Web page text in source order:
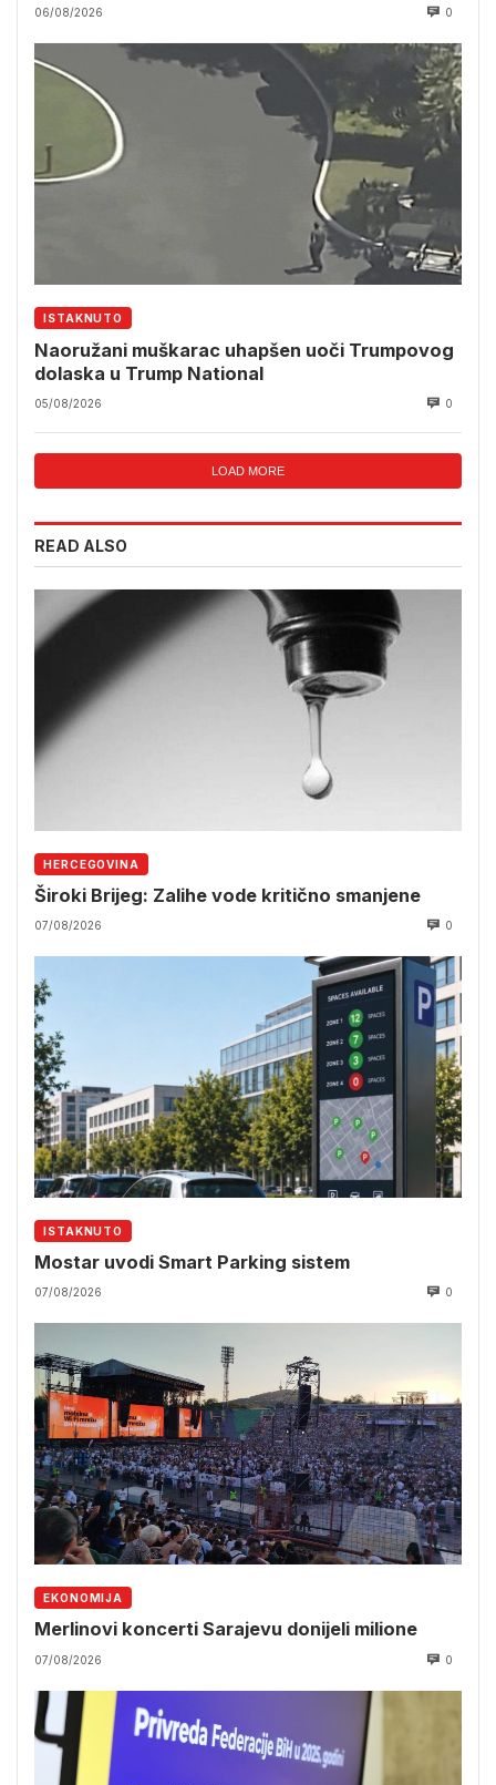
06/08/2026 0
ISTAKNUTO
Naoružani muškarac uhapšen uoči Trumpovog
dolaska u Trump National
05/08/2026 0
LOAD MORE
READ ALSO
HERCEGOVINA
Široki Brijeg: Zalihe vode kritično smanjene
07/08/2026 0
ISTAKNUTO
Mostar uvodi Smart Parking sistem
07/08/2026 0
EKONOMIJA
Merlinovi koncerti Sarajevu donijeli milione
07/08/2026 0